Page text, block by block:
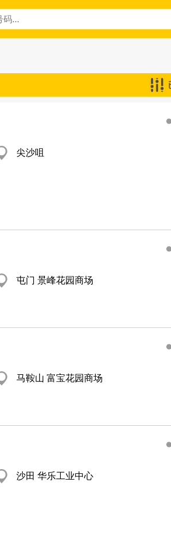
尖沙咀
屯门 景峰花园商场
马鞍山 富宝花园商场
沙田 华乐工业中心